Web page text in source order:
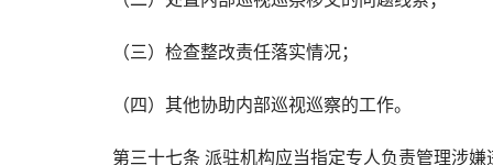
（三）检查整改责任落实情况；
（四）其他协助内部巡视巡察的工作。
第三十七条 派驻机构应当指定专人负责管理涉嫌